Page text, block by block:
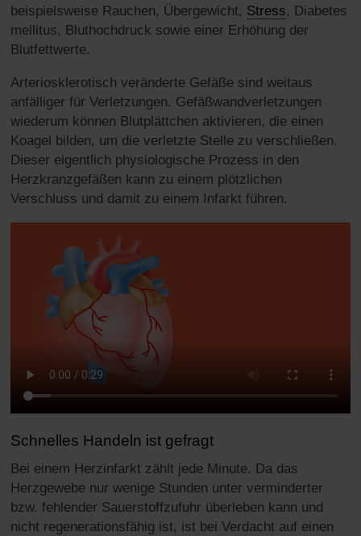
beispielsweise Rauchen, Übergewicht, Stress, Diabetes
mellitus, Bluthochdruck sowie einer Erhöhung der
Blutfettwerte.
Arteriosklerotisch veränderte Gefäße sind weitaus
anfälliger für Verletzungen. Gefäßwandverletzungen
wiederum können Blutplättchen aktivieren, die einen
Koagel bilden, um die verletzte Stelle zu verschließen.
Dieser eigentlich physiologische Prozess in den
Herzkranzgefäßen kann zu einem plötzlichen
Verschluss und damit zu einem Infarkt führen.
Schnelles Handeln ist gefragt
Bei einem Herzinfarkt zählt jede Minute. Da das
Herzgewebe nur wenige Stunden unter verminderter
bzw. fehlender Sauerstoffzufuhr überleben kann und
nicht regenerationsfähig ist, ist bei Verdacht auf einen